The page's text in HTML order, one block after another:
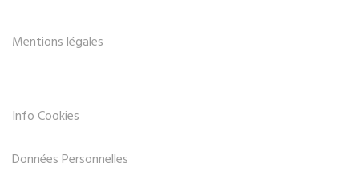
Mentions légales
Info Cookies
Données Personnelles